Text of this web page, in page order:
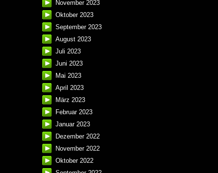
November 2023
Oktober 2023
September 2023
August 2023
Juli 2023
Juni 2023
Mai 2023
April 2023
März 2023
Februar 2023
Januar 2023
Dezember 2022
November 2022
Oktober 2022